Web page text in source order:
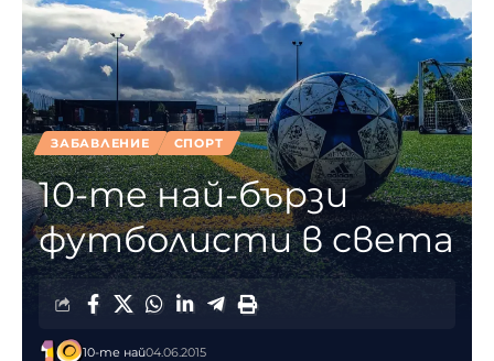
ЗАБАВЛЕНИЕ СПОРТ
10-те най-бързи
футболисти в света
10-те най04.06.2015